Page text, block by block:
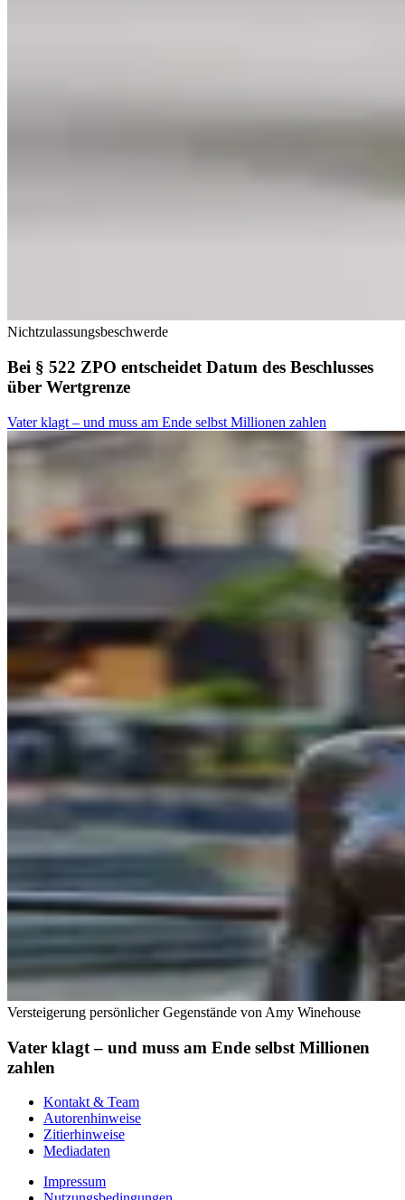
Nichtzulassungsbeschwerde
Bei § 522 ZPO entscheidet Datum des Beschlusses
über Wertgrenze
Vater klagt – und muss am Ende selbst Millionen zahlen
Versteigerung persönlicher Gegenstände von Amy Winehouse
Vater klagt – und muss am Ende selbst Millionen
zahlen
Kontakt & Team
Autorenhinweise
Zitierhinweise
Mediadaten
Impressum